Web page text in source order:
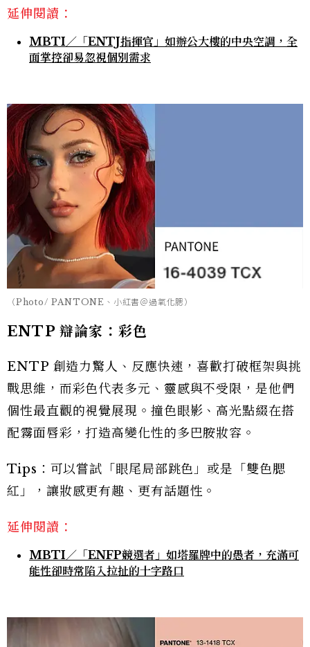
延伸閱讀：
MBTI／「ENTJ指揮官」如辦公大樓的中央空調，全
面掌控卻易忽視個別需求
（Photo/ PANTONE、小紅書＠過氧化腮）
ENTP 辯論家：彩色
ENTP 創造力驚人、反應快速，喜歡打破框架與挑
戰思維，而彩色代表多元、靈感與不受限，是他們
個性最直觀的視覺展現。撞色眼影、高光點綴在搭
配霧面唇彩，打造高變化性的多巴胺妝容。
Tips：可以嘗試「眼尾局部跳色」或是「雙色腮
紅」，讓妝感更有趣、更有話題性。
延伸閱讀：
MBTI／「ENFP競選者」如塔羅牌中的愚者，充滿可
能性卻時常陷入拉扯的十字路口